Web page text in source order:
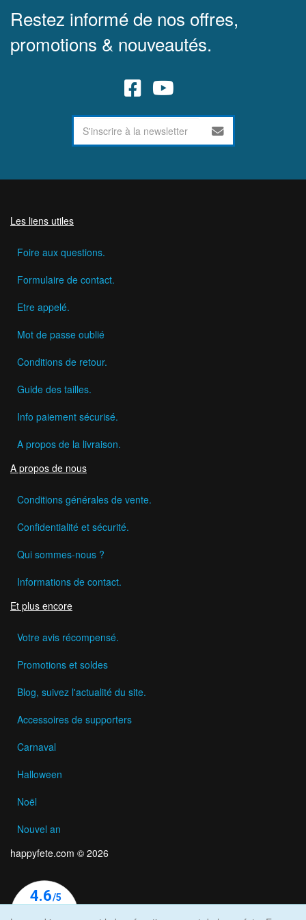
Restez informé de nos offres,
promotions & nouveautés.
Les liens utiles
Foire aux questions.
Formulaire de contact.
Etre appelé.
Mot de passe oublié
Conditions de retour.
Guide des tailles.
Info paiement sécurisé.
A propos de la livraison.
A propos de nous
Conditions générales de vente.
Confidentialité et sécurité.
Qui sommes-nous ?
Informations de contact.
Et plus encore
Votre avis récompensé.
Promotions et soldes
Blog, suivez l'actualité du site.
Accessoires de supporters
Carnaval
Halloween
Noël
Nouvel an
happyfete.com © 2026